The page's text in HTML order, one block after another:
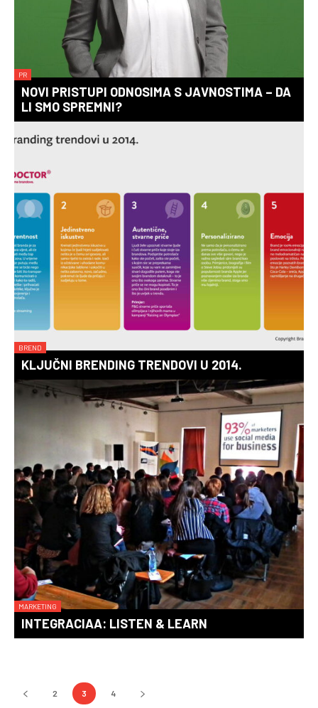
PR
NOVI PRISTUPI ODNOSIMA S JAVNOSTIMA – DA
LI SMO SPREMNI?
BREND
KLJUČNI BRENDING TRENDOVI U 2014.
MARKETING
INTEGRACIAA: LISTEN & LEARN
2 3 4